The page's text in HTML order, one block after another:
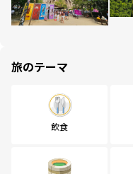
旅のテーマ
飲食